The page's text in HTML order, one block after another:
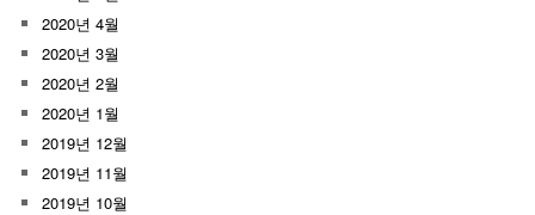
2020년 4월
2020년 3월
2020년 2월
2020년 1월
2019년 12월
2019년 11월
2019년 10월